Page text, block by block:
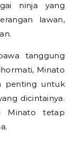
ninja yang
lawan,
tanggung
Minato
penting untuk
dicintainya.
Minato tetap